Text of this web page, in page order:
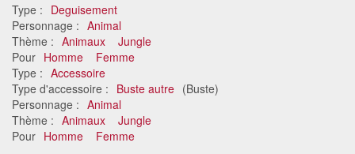
Type : Deguisement
Personnage : Animal
Thème : Animaux
Jungle
Pour Homme
Femme
Type : Accessoire
Type d'accessoire : Buste autre (Buste)
Personnage : Animal
Thème : Animaux
Jungle
Pour Homme Femme